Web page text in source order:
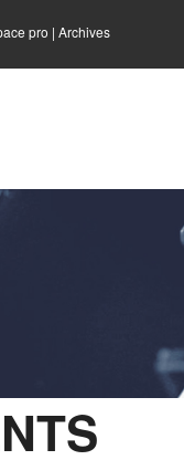
pro | Archives